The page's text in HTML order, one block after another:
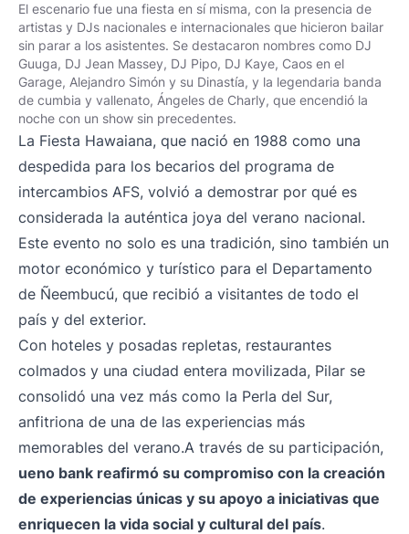
El escenario fue una fiesta en sí misma, con la presencia de
artistas y DJs nacionales e internacionales que hicieron bailar
sin parar a los asistentes. Se destacaron nombres como DJ
Guuga, DJ Jean Massey, DJ Pipo, DJ Kaye, Caos en el
Garage, Alejandro Simón y su Dinastía, y la legendaria banda
de cumbia y vallenato, Ángeles de Charly, que encendió la
noche con un show sin precedentes.
La Fiesta Hawaiana, que nació en 1988 como una
despedida para los becarios del programa de
intercambios AFS, volvió a demostrar por qué es
considerada la auténtica joya del verano nacional.
Este evento no solo es una tradición, sino también un
motor económico y turístico para el Departamento
de Ñeembucú, que recibió a visitantes de todo el
país y del exterior.
Con hoteles y posadas repletas, restaurantes
colmados y una ciudad entera movilizada, Pilar se
consolidó una vez más como la Perla del Sur,
anfitriona de una de las experiencias más
memorables del verano.A través de su participación,
ueno bank reafirmó su compromiso con la creación
de experiencias únicas y su apoyo a iniciativas que
enriquecen la vida social y cultural del país.